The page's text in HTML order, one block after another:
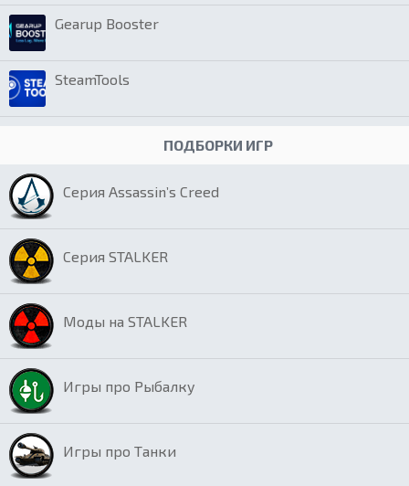
Gearup Booster
SteamTools
ПОДБОРКИ ИГР
Серия Assassin’s Creed
Серия STALKER
Моды на STALKER
Игры про Рыбалку
Игры про Танки